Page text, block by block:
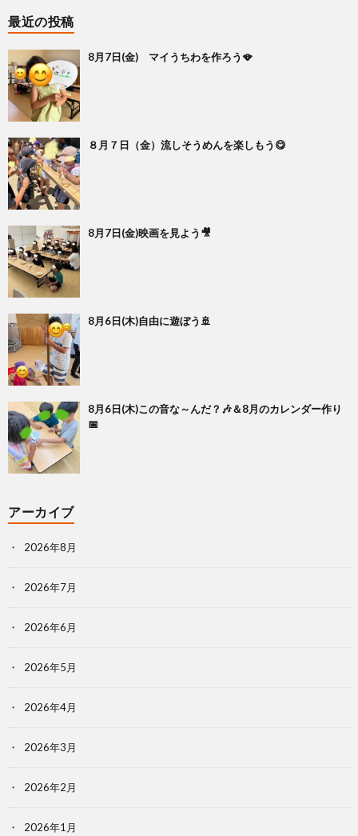
最近の投稿
8月7日(金) マイうちわを作ろう🪭
８月７日（金）流しそうめんを楽しもう😋
8月7日(金)映画を見よう🎥
8月6日(木)自由に遊ぼう🚢
8月6日(木)この音な～んだ？🎶＆8月のカレンダー作り
📅
アーカイブ
2026年8月
2026年7月
2026年6月
2026年5月
2026年4月
2026年3月
2026年2月
2026年1月